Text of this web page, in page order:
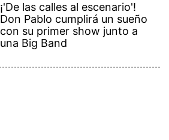
¡'De las calles al escenario'!
Don Pablo cumplirá un sueño
con su primer show junto a
una Big Band